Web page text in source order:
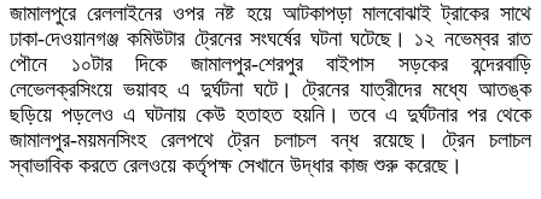
জামালপুরে রেললাইনের ওপর নষ্ট হয়ে আটকাপড়া মালবোঝাই ট্রাকের সাথে
ঢাকা-দেওয়ানগঞ্জ কমিউটার ট্রেনের সংঘর্ষের ঘটনা ঘটেছে। ১২ নভেম্বর রাত
পৌনে ১০টার দিকে জামালপুর-শেরপুর বাইপাস সড়কের বন্দেরবাড়ি
লেভেলক্রসিংয়ে ভয়াবহ এ দুর্ঘটনা ঘটে। ট্রেনের যাত্রীদের মধ্যে আতঙ্ক
ছড়িয়ে পড়লেও এ ঘটনায় কেউ হতাহত হয়নি। তবে এ দুর্ঘটনার পর থেকে
জামালপুর-ময়মনসিংহ রেলপথে ট্রেন চলাচল বন্ধ রয়েছে। ট্রেন চলাচল
স্বাভাবিক করতে রেলওয়ে কর্তৃপক্ষ সেখানে উদ্ধার কাজ শুরু করেছে।